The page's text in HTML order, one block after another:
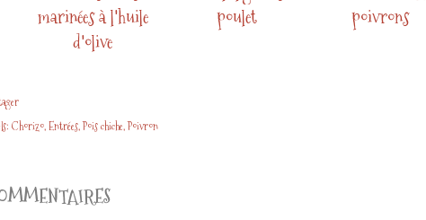
marinées à l'huile
d'olive
poulet
poivrons
Chorizo Entrées Pois chiche Poivron